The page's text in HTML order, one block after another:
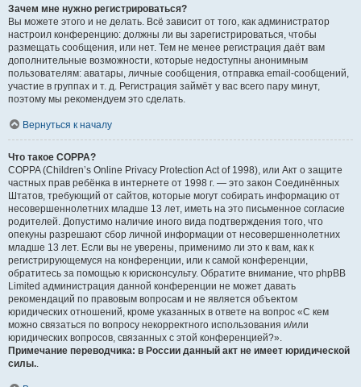
Зачем мне нужно регистрироваться?
Вы можете этого и не делать. Всё зависит от того, как администратор
настроил конференцию: должны ли вы зарегистрироваться, чтобы
размещать сообщения, или нет. Тем не менее регистрация даёт вам
дополнительные возможности, которые недоступны анонимным
пользователям: аватары, личные сообщения, отправка email-сообщений,
участие в группах и т. д. Регистрация займёт у вас всего пару минут,
поэтому мы рекомендуем это сделать.
Вернуться к началу
Что такое COPPA?
COPPA (Children’s Online Privacy Protection Act of 1998), или Акт о защите
частных прав ребёнка в интернете от 1998 г. — это закон Соединённых
Штатов, требующий от сайтов, которые могут собирать информацию от
несовершеннолетних младше 13 лет, иметь на это письменное согласие
родителей. Допустимо наличие иного вида подтверждения того, что
опекуны разрешают сбор личной информации от несовершеннолетних
младше 13 лет. Если вы не уверены, применимо ли это к вам, как к
регистрирующемуся на конференции, или к самой конференции,
обратитесь за помощью к юрисконсульту. Обратите внимание, что phpBB
Limited администрация данной конференции не может давать
рекомендаций по правовым вопросам и не является объектом
юридических отношений, кроме указанных в ответе на вопрос «С кем
можно связаться по вопросу некорректного использования и/или
юридических вопросов, связанных с этой конференцией?».
Примечание переводчика: в России данный акт не имеет юридической
силы..